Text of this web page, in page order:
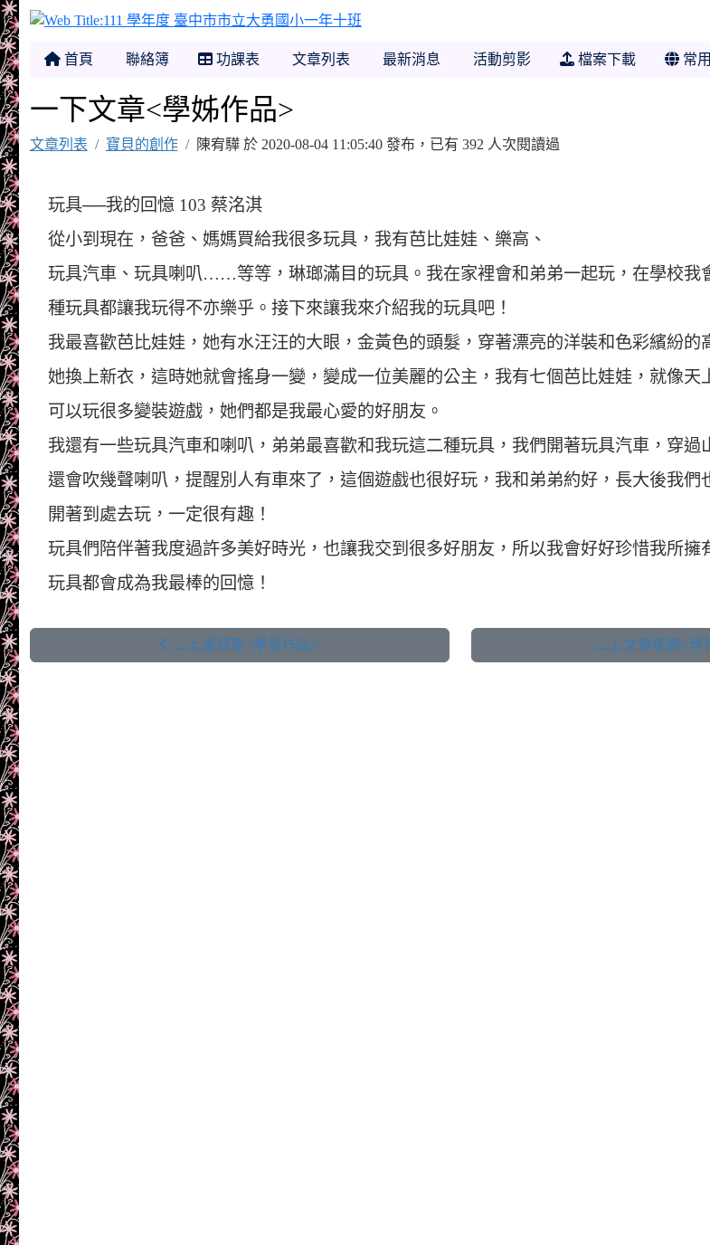
111 學年度 臺中市市立大勇國小一年十班
首頁 聯絡簿 功課表 文章列表 最新消息 活動剪影 檔案下載 常
一下文章<學姊作品>
文章列表 寶貝的創作 陳宥驊 於 2020-08-04 11:05:40 發布，已有 392 人次閱讀過
玩具──我的回憶 103 蔡洺淇
從小到現在，爸爸、媽媽買給我很多玩具，我有芭比娃娃、樂高、
玩具汽車、玩具喇叭……等等，琳瑯滿目的玩具。我在家裡會和弟弟一起玩，在學校我
種玩具都讓我玩得不亦樂乎。接下來讓我來介紹我的玩具吧！
我最喜歡芭比娃娃，她有水汪汪的大眼，金黃色的頭髮，穿著漂亮的洋裝和色彩繽紛的
她換上新衣，這時她就會搖身一變，變成一位美麗的公主，我有七個芭比娃娃，就像天
可以玩很多變裝遊戲，她們都是我最心愛的好朋友。
我還有一些玩具汽車和喇叭，弟弟最喜歡和我玩這二種玩具，我們開著玩具汽車，穿過
還會吹幾聲喇叭，提醒別人有車來了，這個遊戲也很好玩，我和弟弟約好，長大後我們
開著到處去玩，一定很有趣！
玩具們陪伴著我度過許多美好時光，也讓我交到很多好朋友，所以我會好好珍惜我所擁
玩具都會成為我最棒的回憶！
二上童詩集<學長作品> 二上文章集錦<學